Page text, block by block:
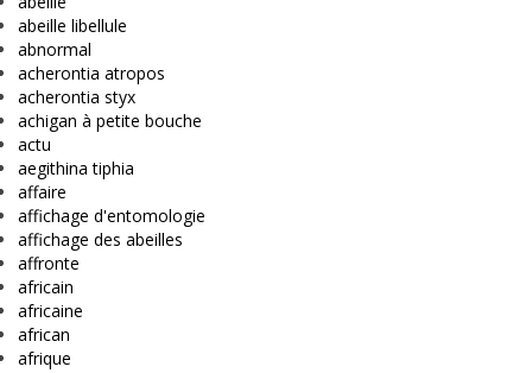
abeille libellule
abnormal
acherontia atropos
acherontia styx
achigan à petite bouche
actu
aegithina tiphia
affaire
affichage d'entomologie
affichage des abeilles
affronte
africain
africaine
african
afrique